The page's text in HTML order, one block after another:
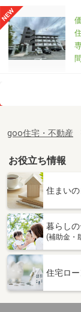
大分県大分市賀
大分県大分市原
大分県大分市賀
goo住宅・不動産
お役立ち情報
住まい
暮らし
(補助金・
住宅ロー